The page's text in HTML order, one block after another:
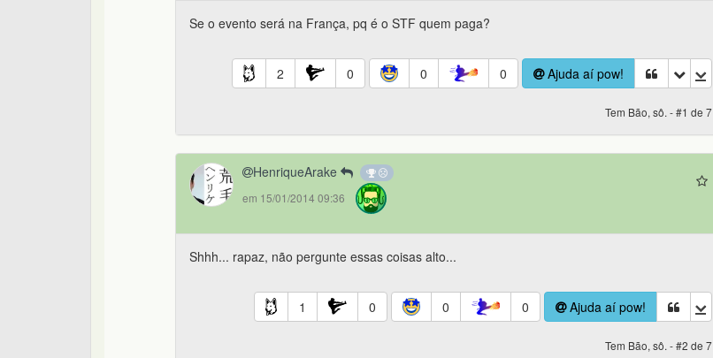
Se o evento será na França, pq é o STF quem paga?
2 0 0 0 Ajuda aí pow!
Tem Bão, sô. - #1 de 7
HenriqueArake
em 15/01/2014 09:36
Shhh... rapaz, não pergunte essas coisas alto...
1 0 0 0 Ajuda aí pow!
Tem Bão, sô. - #2 de 7